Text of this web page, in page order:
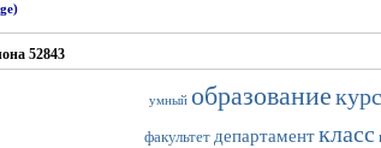
52843
умный образованиекурс
факультет департаменткласс